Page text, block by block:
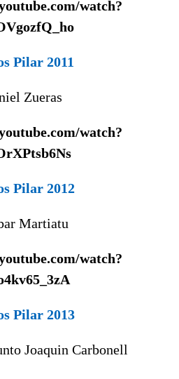
watch?
Pilar 2011
Zueras
watch?
Pilar 2012
Martiatu
watch?
Pilar 2013
Joaquin Carbonell